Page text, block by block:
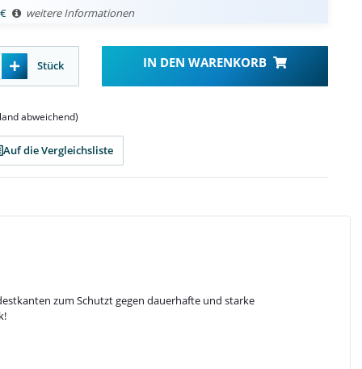
€ weitere Informationen
Stück IN DEN WARENKORB
abweichend)
Auf die Vergleichsliste
zum Schutzt gegen dauerhafte und starke